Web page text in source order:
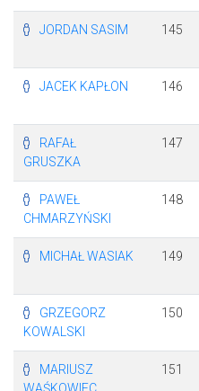
JORDAN SASIM 145
JACEK KAPŁON 146
RAFAŁ
GRUSZKA
147
PAWEŁ
CHMARZYŃSKI
148
MICHAŁ WASIAK 149
GRZEGORZ
KOWALSKI
150
MARIUSZ
WAŚKOWIEC
151